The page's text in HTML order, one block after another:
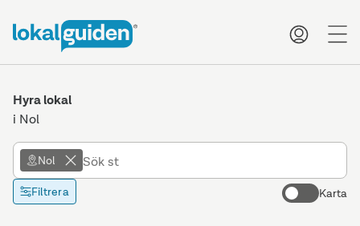
Hyra lokal
i Nol
Nol
Filtrera Karta